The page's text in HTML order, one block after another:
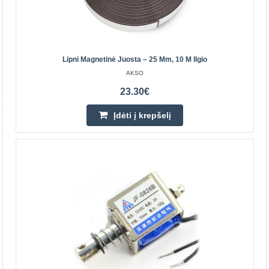
Lipni magnetinė juosta – 25 mm, 10 m ilgio
Magnetinė juosta su lipniu sluoksniu yra universali
tvirtinimo medžiaga, kuri puikiai tinka biure, parduotuvėje,
reklamos studijoje ir namuose. Lanksti ir patv..
Lipni Magnetinė Juosta – 25 Mm, 10 M Ilgio
AKSO
23.30€
Įdėti į krepšelį